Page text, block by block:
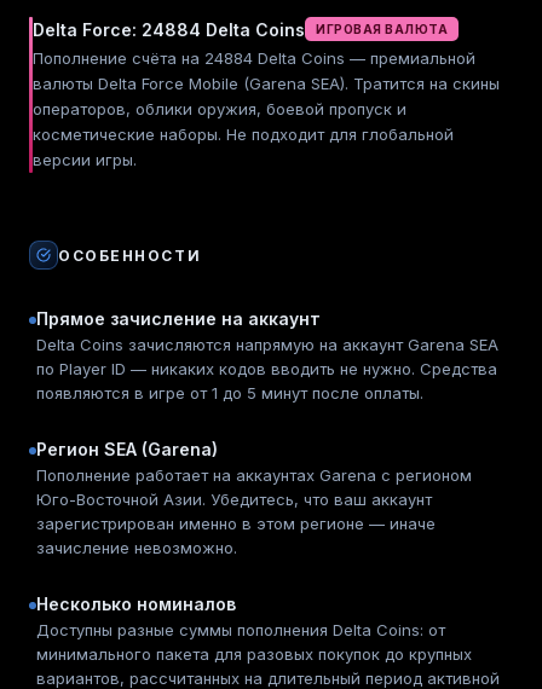
Delta Force: 24884 Delta Coins ИГРОВАЯ ВАЛЮТА
Пополнение счёта на 24884 Delta Coins — премиальной
валюты Delta Force Mobile (Garena SEA). Тратится на скины
операторов, облики оружия, боевой пропуск и
косметические наборы. Не подходит для глобальной
версии игры.
ОСОБЕННОСТИ
Прямое зачисление на аккаунт
Delta Coins зачисляются напрямую на аккаунт Garena SEA
по Player ID — никаких кодов вводить не нужно. Средства
появляются в игре от 1 до 5 минут после оплаты.
Регион SEA (Garena)
Пополнение работает на аккаунтах Garena с регионом
Юго-Восточной Азии. Убедитесь, что ваш аккаунт
зарегистрирован именно в этом регионе — иначе
зачисление невозможно.
Несколько номиналов
Доступны разные суммы пополнения Delta Coins: от
минимального пакета для разовых покупок до крупных
вариантов, рассчитанных на длительный период активной